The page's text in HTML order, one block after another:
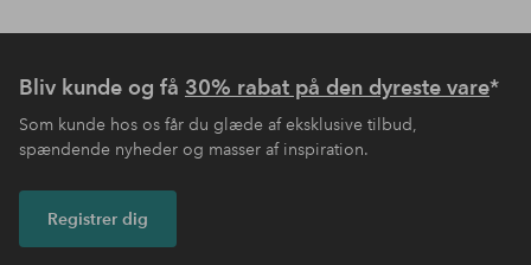
Bliv kunde og få 30% rabat på den dyreste vare*
Som kunde hos os får du glæde af eksklusive tilbud,
spændende nyheder og masser af inspiration.
Registrer dig